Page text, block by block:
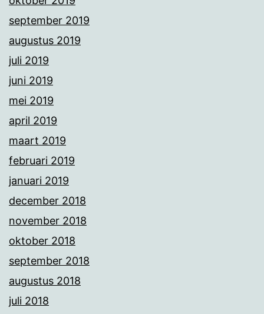
september 2019
augustus 2019
juli 2019
juni 2019
mei 2019
april 2019
maart 2019
februari 2019
januari 2019
december 2018
november 2018
oktober 2018
september 2018
augustus 2018
juli 2018